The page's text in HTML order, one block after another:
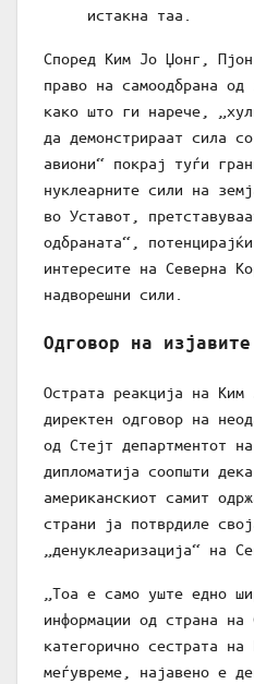
истакна таа.
Според Ким Јо Џонг,
право на самоодбрана од
како што ги нарече,
да демонстрираат сила
авиони“ покрај туѓи
нуклеарните сили на
во Уставот,
одбраната“,
интересите на Северна
надворешни сили.
Одговор на
Острата реакција на
директен одговор на
од Стејт департментот
дипломатија соопшти
американскиот самит
страни ја потврдиле
„денуклеаризација“ на
„Тоа е само уште едно
информации од страна на
категорично сестрата
меѓувреме, најавено е